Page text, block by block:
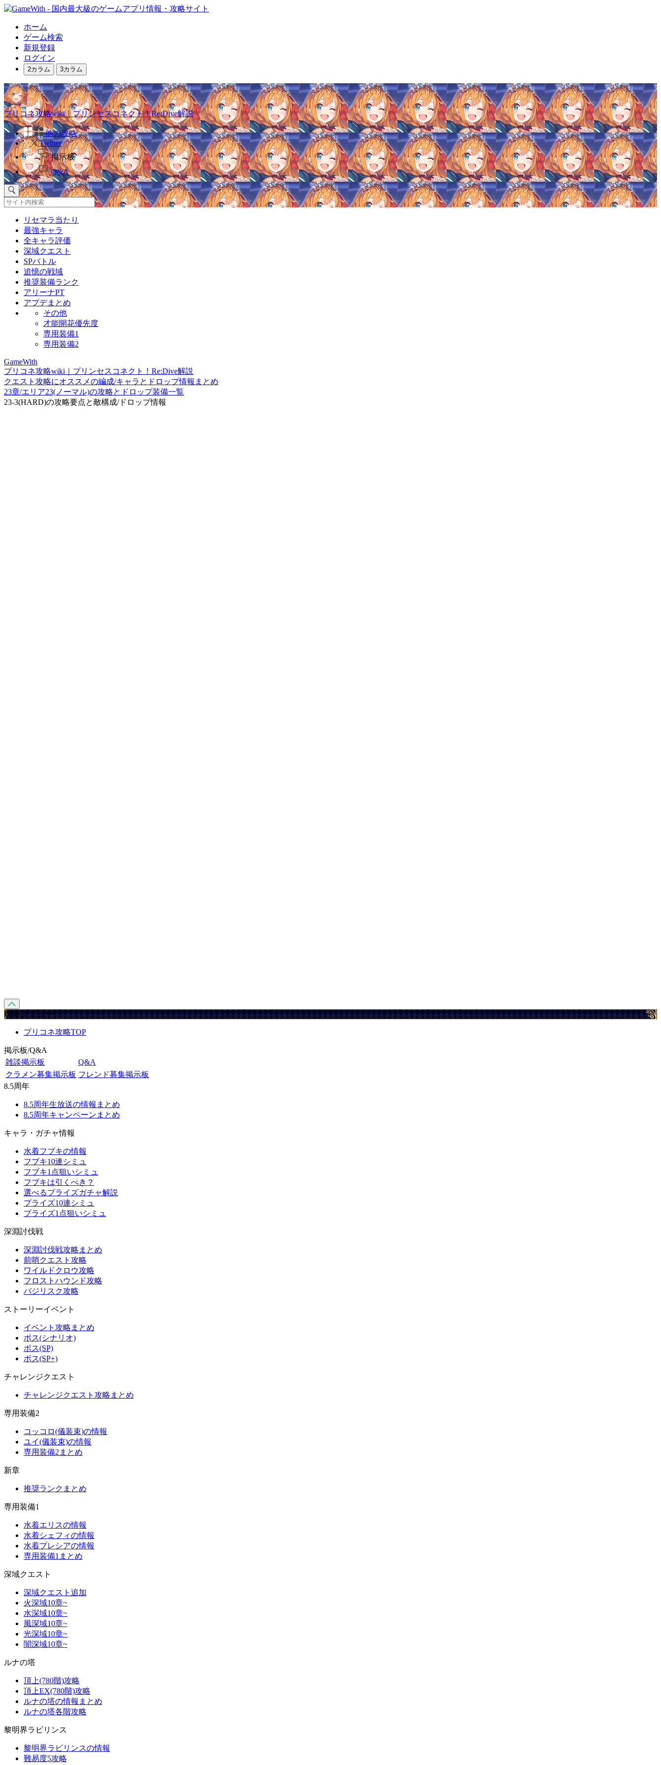
ホーム
ゲーム検索
新規登録
ログイン
2カラム 3カラム
プリコネ攻略wiki｜プリンセスコネクト！Re:Dive解説
他の攻略
Twitter
掲示板
Q&A
リセマラ当たり
最強キャラ
全キャラ評価
深域クエスト
SPバトル
追憶の戦域
推奨装備ランク
アリーナPT
アプデまとめ
その他
才能開花優先度
専用装備1
専用装備2
GameWith
プリコネ攻略wiki｜プリンセスコネクト！Re:Dive解説
クエスト攻略にオススメの編成/キャラとドロップ情報まとめ
23章/エリア23(ノーマル)の攻略とドロップ装備一覧
23-3(HARD)の攻略要点と敵構成/ドロップ情報
攻略 メニュー
プリコネ攻略TOP
掲示板/Q&A
雑談掲示板
Q&A
クラメン募集掲示板 フレンド募集掲示板
8.5周年
8.5周年生放送の情報まとめ
8.5周年キャンペーンまとめ
キャラ・ガチャ情報
水着フブキの情報
フブキ10連シミュ
フブキ1点狙いシミュ
フブキは引くべき？
選べるプライズガチャ解説
プライズ10連シミュ
プライズ1点狙いシミュ
深淵討伐戦
深淵討伐戦攻略まとめ
前哨クエスト攻略
ワイルドクロウ攻略
フロストハウンド攻略
バジリスク攻略
ストーリーイベント
イベント攻略まとめ
ボス(シナリオ)
ボス(SP)
ボス(SP+)
チャレンジクエスト
チャレンジクエスト攻略まとめ
専用装備2
コッコロ(儀装束)の情報
ユイ(儀装束)の情報
専用装備2まとめ
新章
推奨ランクまとめ
専用装備1
水着エリスの情報
水着シェフィの情報
水着プレシアの情報
専用装備1まとめ
深域クエスト
深域クエスト追加
火深域10章~
水深域10章~
風深域10章~
光深域10章~
闇深域10章~
ルナの塔
頂上(780階)攻略
頂上EX(780階)攻略
ルナの塔の情報まとめ
ルナの塔各階攻略
黎明界ラビリンス
黎明界ラビリンスの情報
難易度5攻略